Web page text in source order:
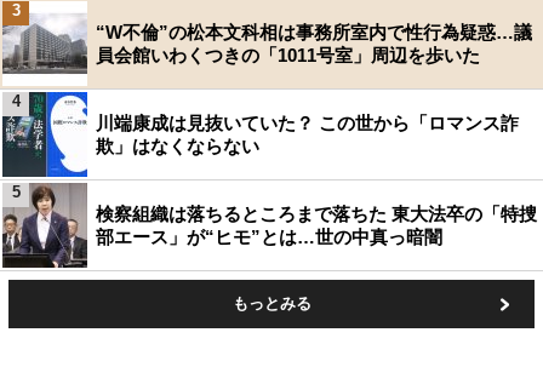
“W不倫”の松本文科相は事務所室内で性行為疑惑…議
員会館いわくつきの「1011号室」周辺を歩いた
3
川端康成は見抜いていた？ この世から「ロマンス詐
欺」はなくならない
4
検察組織は落ちるところまで落ちた 東大法卒の「特捜
部エース」が“ヒモ”とは…世の中真っ暗闇
5
もっとみる